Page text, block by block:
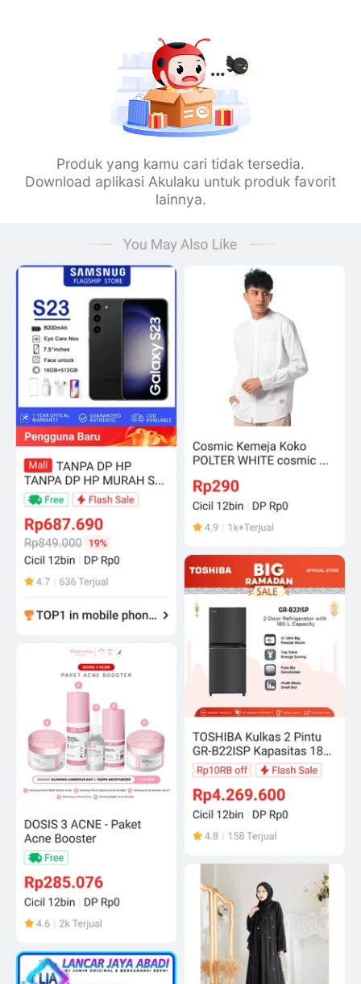
Produk yang kamu cari tidak tersedia.
Download aplikasi Akulaku untuk produk favorit
lainnya.